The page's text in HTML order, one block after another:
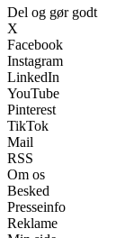
Del og gør godt
X
Facebook
Instagram
LinkedIn
YouTube
Pinterest
TikTok
Mail
RSS
Om os
Besked
Presseinfo
Reklame